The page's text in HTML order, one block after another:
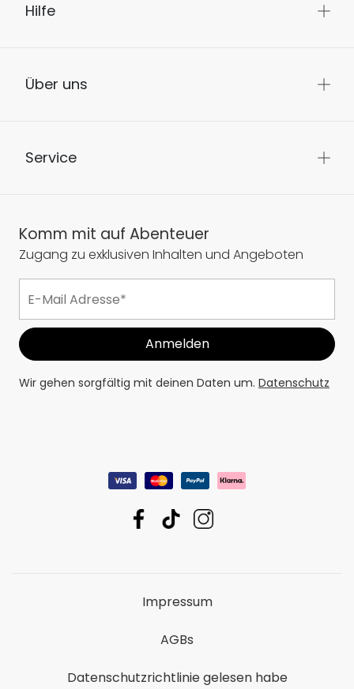
Hilfe
Über uns
Service
Komm mit auf Abenteuer
Zugang zu exklusiven Inhalten und Angeboten
Wir gehen sorgfältig mit deinen Daten um. Datenschutz
Impressum
AGBs
Datenschutzrichtlinie gelesen habe